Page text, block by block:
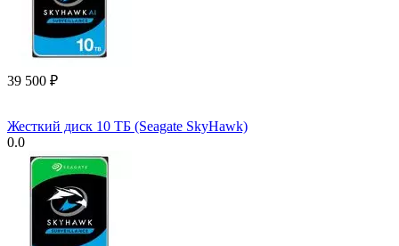
39 500 ₽
Жесткий диск 10 ТБ (Seagate SkyHawk)
0.0